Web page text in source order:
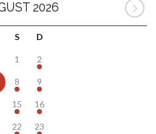
2026
S D
1 2
8 9
15 16
22 23